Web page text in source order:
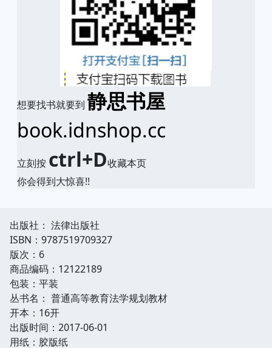
想要找书就要到 静思书屋
book.idnshop.cc
立刻按 ctrl+D收藏本页
你会得到大惊喜!!
出版社： 法律出版社
ISBN：9787519709327
版次：6
商品编码：12122189
包装：平装
丛书名： 普通高等教育法学规划教材
开本：16开
出版时间：2017-06-01
用纸：胶版纸